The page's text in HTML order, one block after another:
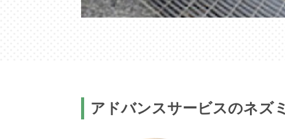
アドバンスサービスのネズ